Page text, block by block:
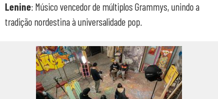
Lenine: Músico vencedor de múltiplos Grammys, unindo a
tradição nordestina à universalidade pop.